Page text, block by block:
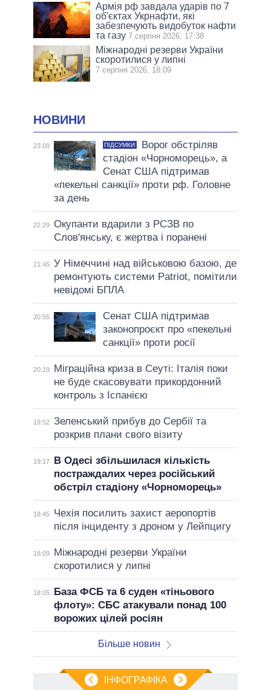
Армія рф завдала ударів по 7
об'єктах Укрнафти, які
забезпечують видобуток нафти
та газу 7 серпня 2026, 17:38
Міжнародні резерви України
скоротилися у липні
7 серпня 2026, 18:09
НОВИНИ
23:09 ПІДСУМКИ
Ворог обстріляв
стадіон «Чорноморець», а
Сенат США підтримав
«пекельні санкції» проти рф. Головне
за день
22:29 Окупанти вдарили з РСЗВ по
Слов'янську, є жертва і поранені
21:45 У Німеччині над військовою базою, де
ремонтують системи Patriot, помітили
невідомі БПЛА
20:55
Сенат США підтримав
законопроєкт про «пекельні
санкції» проти росії
20:19
Міграційна криза в Сеуті: Італія поки
не буде скасовувати прикордонний
контроль з Іспанією
19:52 Зеленський прибув до Сербії та
розкрив плани свого візиту
19:17
В Одесі збільшилася кількість
постраждалих через російський
обстріл стадіону «Чорноморець»
18:45
Чехія посилить захист аеропортів
після інциденту з дроном у Лейпцигу
18:09
Міжнародні резерви України
скоротилися у липні
18:05
База ФСБ та 6 суден «тіньового
флоту»: СБС атакували понад 100
ворожих цілей росіян
Більше новин
ІНФОГРАФІКА